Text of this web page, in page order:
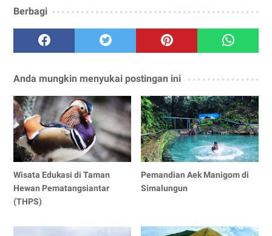
Berbagi
Anda mungkin menyukai postingan ini
Wisata Edukasi di Taman
Hewan Pematangsiantar
(THPS)
Pemandian Aek Manigom di
Simalungun